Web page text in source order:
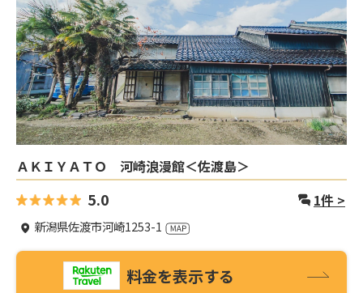
ＡＫＩＹＡＴＯ 河崎浪漫館＜佐渡島＞
5.0 1件 >
新潟県佐渡市河崎1253-1
料金を表示する